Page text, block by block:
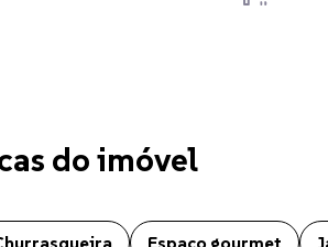
Itália em Chapecó. O imóvel conta
do imóvel